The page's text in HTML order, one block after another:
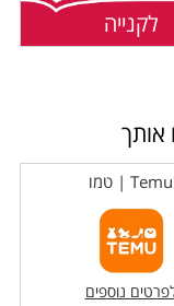
לקנייה
אותך
Temu | טמו
נוספים